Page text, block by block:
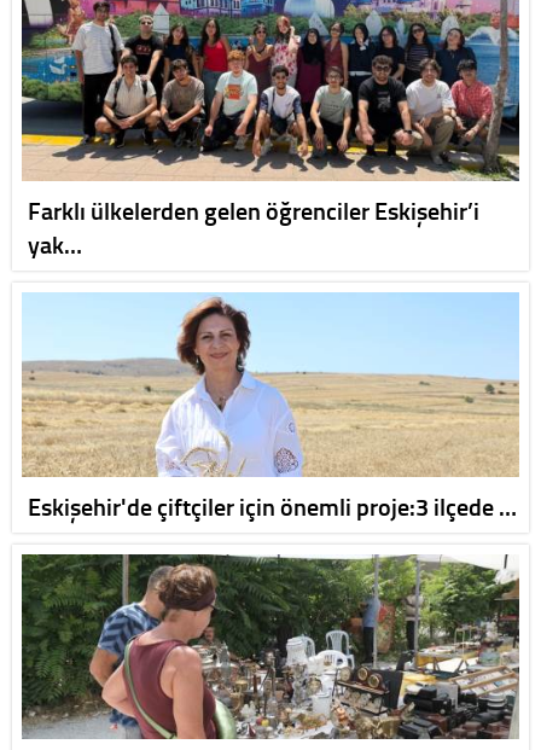
Farklı ülkelerden gelen öğrenciler Eskişehir’i
yak…
Eskişehir'de çiftçiler için önemli proje:3 ilçede …